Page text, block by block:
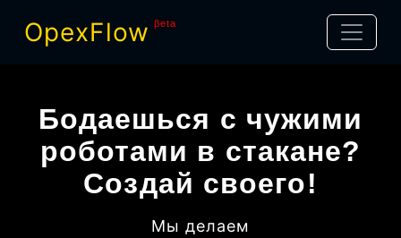
OpexFlow βeta
Бодаешься с чужими
роботами в стакане?
Создай своего!
Мы делаем